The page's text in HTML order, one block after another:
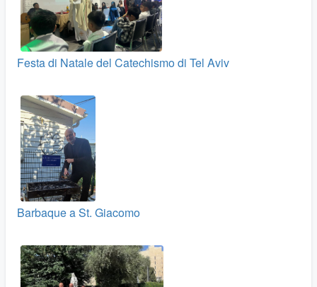
Festa di Natale del Catechismo di Tel Aviv
Barbaque a St. Giacomo